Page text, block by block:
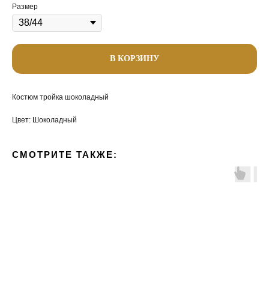
Размер
В КОРЗИНУ
Костюм тройка шоколадный
Цвет: Шоколадный
СМОТРИТЕ ТАКЖЕ: